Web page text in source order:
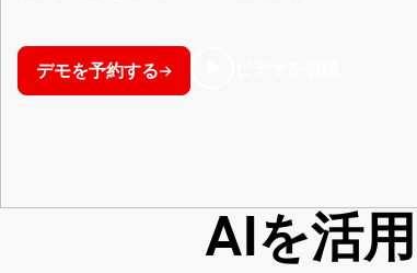
デモを予約する
AIを活